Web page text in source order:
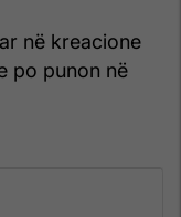
në kreacione
po punon në